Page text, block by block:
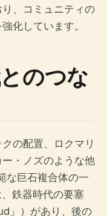
、コミュニティの
化しています。
のつな
の配置、ロクマリ
・ノズのような他
な巨石複合体の一
鉄器時代の要塞
」）があり、後の